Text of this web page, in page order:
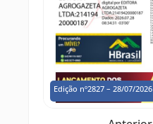
Edição nº2827 – 28/07/2026